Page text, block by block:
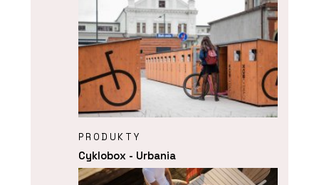
PRODUKTY
Cyklobox - Urbania